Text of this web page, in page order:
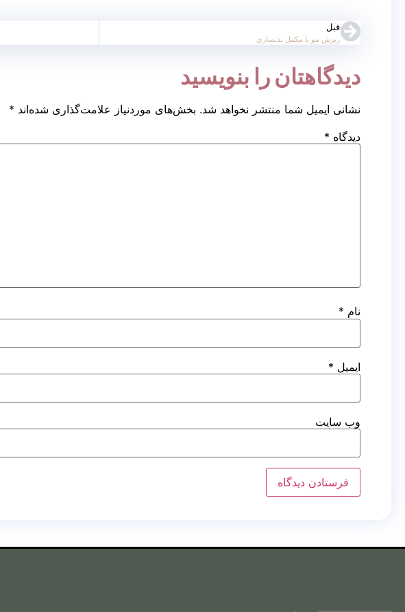
قبل
ریزش مو با مکمل بدنسازی
دیدگاهتان را بنویسید
نشانی ایمیل شما منتشر نخواهد شد. بخش‌های موردنیاز علامت‌گذاری شده‌اند *
دیدگاه *
نام *
ایمیل *
وب‌ سایت